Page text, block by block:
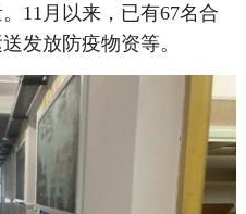
11月以来，已有67名合
发放防疫物资等。